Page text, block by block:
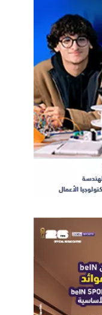
مواصلات مصر